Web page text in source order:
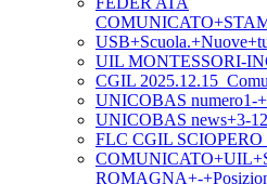
UIL MONTESSORI-
CGIL
UNICOBAS numero1-
UNICOBAS news+3-
FLC CGIL
ROMAGNA+-